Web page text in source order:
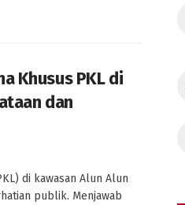
Khusus PKL di
dan
di kawasan Alun Alun
publik. Menjawab